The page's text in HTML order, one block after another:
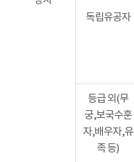
독립유공자
등급 외(무
궁,보국수훈
자,배우자,유
족 등)